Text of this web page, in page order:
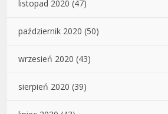
listopad 2020 (47)
październik 2020 (50)
wrzesień 2020 (43)
sierpień 2020 (39)